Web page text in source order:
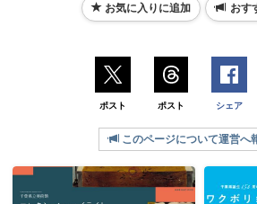
お気に入りに追加 おす
ポスト ポスト シェア
このページについて運営へ